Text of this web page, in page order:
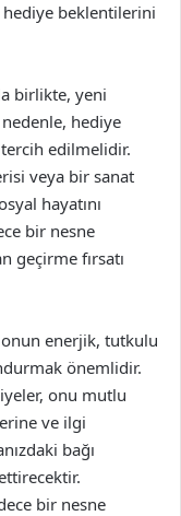
beklentilerini
birlikte, yeni
hediye
edilmelidir.
veya bir sanat
hayatını
bir nesne
geçirme fırsatı
enerjik, tutkulu
önemlidir.
onu mutlu
ve ilgi
bağı
bir nesne